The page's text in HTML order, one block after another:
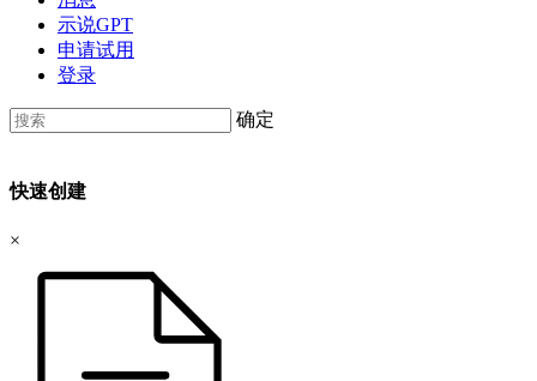
示说GPT
申请试用
登录
确定
快速创建
×